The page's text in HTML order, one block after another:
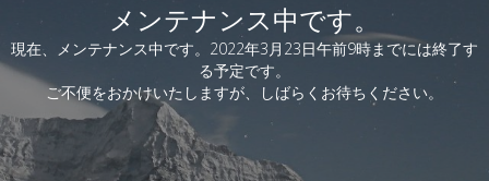
メンテナンス中です。
現在、メンテナンス中です。2022年3月23日午前9時までには終了す
る予定です。
ご不便をおかけいたしますが、しばらくお待ちください。